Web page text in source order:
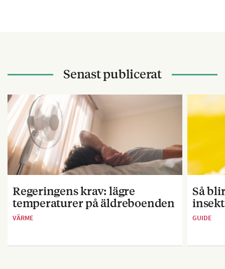
Senast publicerat
Regeringens krav: lägre
temperaturer på äldreboenden
VÄRME
Så
GUIDE